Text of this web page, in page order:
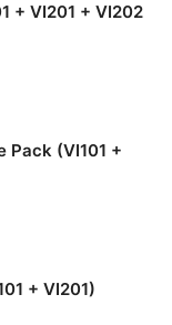
+ VI201 + VI202
Pack (VI101 +
+ VI201)